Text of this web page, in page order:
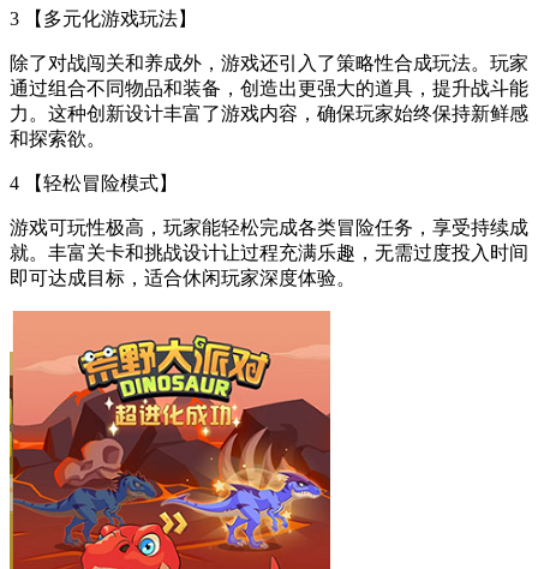
3 【多元化游戏玩法】
除了对战闯关和养成外，游戏还引入了策略性合成玩法。玩家
通过组合不同物品和装备，创造出更强大的道具，提升战斗能
力。这种创新设计丰富了游戏内容，确保玩家始终保持新鲜感
和探索欲。
4 【轻松冒险模式】
游戏可玩性极高，玩家能轻松完成各类冒险任务，享受持续成
就。丰富关卡和挑战设计让过程充满乐趣，无需过度投入时间
即可达成目标，适合休闲玩家深度体验。